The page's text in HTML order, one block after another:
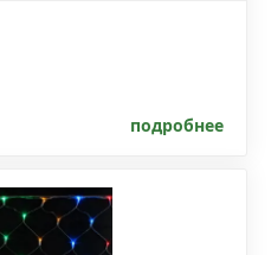
подробнее